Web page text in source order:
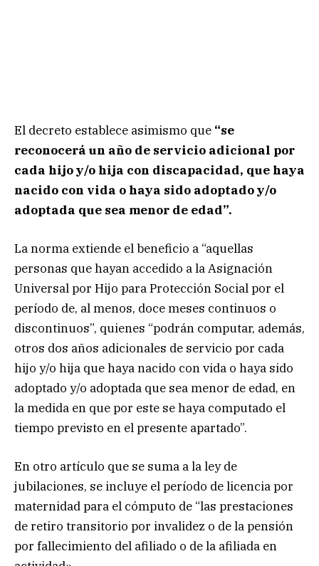
El decreto establece asimismo que “se
reconocerá un año de servicio adicional por
cada hijo y/o hija con discapacidad, que haya
nacido con vida o haya sido adoptado y/o
adoptada que sea menor de edad”.
La norma extiende el beneficio a “aquellas
personas que hayan accedido a la Asignación
Universal por Hijo para Protección Social por el
período de, al menos, doce meses continuos o
discontinuos”, quienes “podrán computar, además,
otros dos años adicionales de servicio por cada
hijo y/o hija que haya nacido con vida o haya sido
adoptado y/o adoptada que sea menor de edad, en
la medida en que por este se haya computado el
tiempo previsto en el presente apartado”.
En otro artículo que se suma a la ley de
jubilaciones, se incluye el período de licencia por
maternidad para el cómputo de “las prestaciones
de retiro transitorio por invalidez o de la pensión
por fallecimiento del afiliado o de la afiliada en